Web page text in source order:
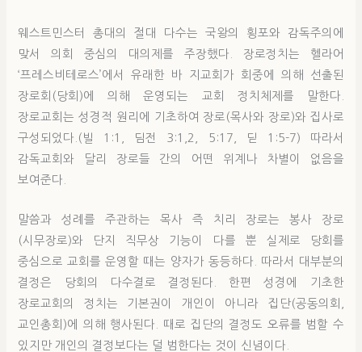
웨스트민스터 총대의 절대 다수는 국왕의 횡포와 감독주의에
맞서 의회 중심의 대의제를 주장했다. 장로정치는 헬라어
‘프레스비테로스’에서 유래한 바 지교회가 회중에 의해 선출된
장로회(당회)에 의해 운영되는 교회 정치체제를 말한다.
장로교회는 성경적 원리에 기초하여 장로(목사와 장로)와 집사로
구성되었다.(빌 1:1, 딤전 3:1,2, 5:17, 딛 1:5-7) 따라서
감독교회와 달리 장로들 간의 어떤 위계나 차별이 없음을
보여준다.
말씀과 성례를 주관하는 목사 즉 치리 장로는 봉사 장로
(시무장로)와 단지 직무상 기능이 다를 뿐 실제로 당회를
중심으로 교회를 운영할 때는 양자가 동등하다. 따라서 대부분의
결정은 당회의 다수결로 결정된다. 한편 성경에 기초한
장로교회의 정치는 기본권이 개인이 아니라 집단(공동의회,
교인총회)에 의해 행사된다. 때로 집단의 결정도 오류를 범할 수
있지만 개인의 결정보다는 덜 범한다는 것이 신념이다.